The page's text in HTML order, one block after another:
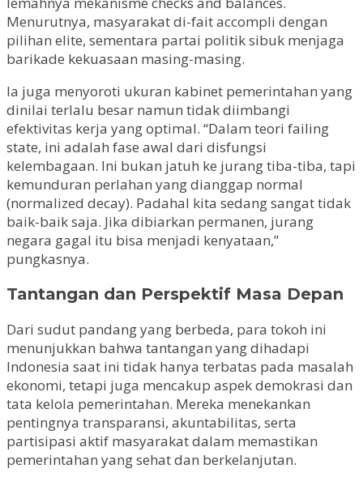
Menurutnya, masyarakat di-fait accompli dengan
pilihan elite, sementara partai politik sibuk menjaga
barikade kekuasaan masing-masing.
Ia juga menyoroti ukuran kabinet pemerintahan yang
dinilai terlalu besar namun tidak diimbangi
efektivitas kerja yang optimal. “Dalam teori failing
state, ini adalah fase awal dari disfungsi
kelembagaan. Ini bukan jatuh ke jurang tiba-tiba, tapi
kemunduran perlahan yang dianggap normal
(normalized decay). Padahal kita sedang sangat tidak
baik-baik saja. Jika dibiarkan permanen, jurang
negara gagal itu bisa menjadi kenyataan,”
pungkasnya.
Tantangan dan Perspektif Masa Depan
Dari sudut pandang yang berbeda, para tokoh ini
menunjukkan bahwa tantangan yang dihadapi
Indonesia saat ini tidak hanya terbatas pada masalah
ekonomi, tetapi juga mencakup aspek demokrasi dan
tata kelola pemerintahan. Mereka menekankan
pentingnya transparansi, akuntabilitas, serta
partisipasi aktif masyarakat dalam memastikan
pemerintahan yang sehat dan berkelanjutan.